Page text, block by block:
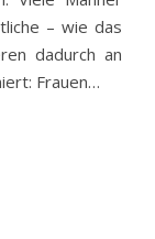
– wie das
dadurch an
Frauen…